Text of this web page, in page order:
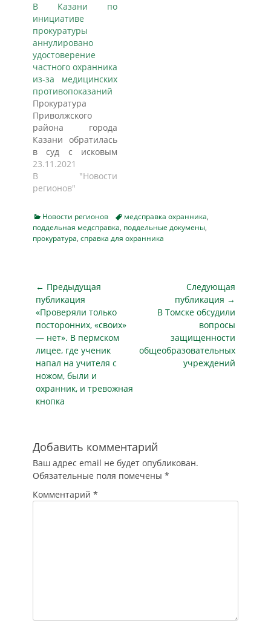
прокуратуры
Самарской области.
Установлено, что
58-летний житель
Кинельского
района в 2022 году
получил
удостоверение
частного
охранника. Однако
с 2023 года
мужчина поставлен
на учет у врача-
психиатра с
диагнозом,
входящим в
заболеваний, при…
на учете в УФСВНГ
РФ но
Нижегородской
В Казани по
инициативе
прокуратуры
аннулировано
удостоверение
частного охранника
из-за медицинских
противопоказаний
Прокуратура
Приволжского
района города
Казани обратилась
в суд с исковым
заявлением об
аннулировании
удостоверения
охранника.
Установлено, что
58-летний местный
охранника. Однако
с 2021 года он
находится на
диспансерном
наблюдении у
врача-психиатра с
диагнозом,
входящим в
перечень
заболеваний, при
которых
частной охранной
деятельности. Во…
23.11.2021
В "Новости
регионов"
Categories
Новости регионов Tagsмедсправка охранника,
поддельная медсправка, поддельные докумены,
прокуратура, справка для охранника
Навигация
по
записям
← Предыдущая
публикация
Предыдущая
публикация
«Проверяли только
посторонних, «своих»
— нет». В пермском
лицее, где ученик
напал на учителя с
ножом, были и
охранник, и тревожная
кнопка
Следующая
публикация →
Следующая
В Томске обсудили
вопросы
защищенности
общеобразовательных
учреждений
Добавить комментарий
Ваш адрес email не будет опубликован.
Обязательные поля помечены *
Комментарий *